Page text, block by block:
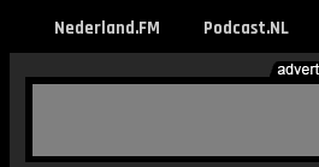
Nederland.FM Podcast.NL